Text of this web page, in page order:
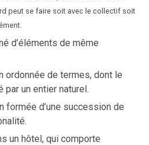
peut se faire soit avec le collectif soit
d’éléments de même
ordonnée de termes, dont le
par un entier naturel.
formée d’une succession de
un hôtel, qui comporte